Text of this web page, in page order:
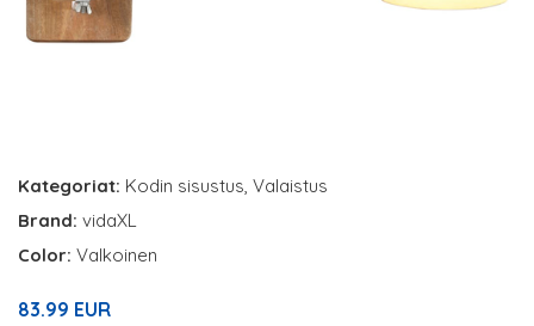
Kategoriat: Kodin sisustus, Valaistus
Brand: vidaXL
Color: Valkoinen
83.99 EUR